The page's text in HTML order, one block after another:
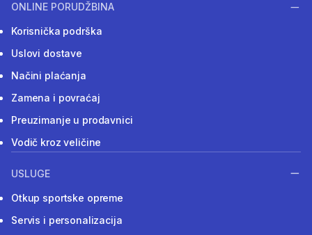
ONLINE PORUDŽBINA
Korisnička podrška
Uslovi dostave
Načini plaćanja
Zamena i povraćaj
Preuzimanje u prodavnici
Vodič kroz veličine
USLUGE
Otkup sportske opreme
Servis i personalizacija